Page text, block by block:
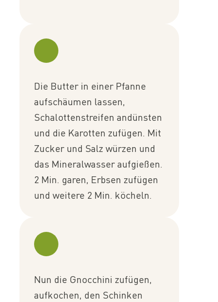
Die Butter in einer Pfanne
aufschäumen lassen,
Schalottenstreifen andünsten
und die Karotten zufügen. Mit
Zucker und Salz würzen und
das Mineralwasser aufgießen.
2 Min. garen, Erbsen zufügen
und weitere 2 Min. köcheln.
Nun die Gnocchini zufügen,
aufkochen, den Schinken